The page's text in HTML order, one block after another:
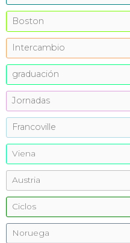
Boston
Intercambio
graduación
Jornadas
Francoville
Viena
Austria
Ciclos
Noruega